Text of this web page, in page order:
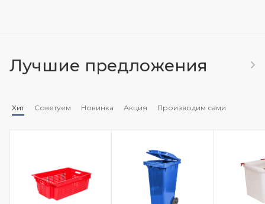
Лучшие предложения
Хит Советуем Новинка Акция Производим сами